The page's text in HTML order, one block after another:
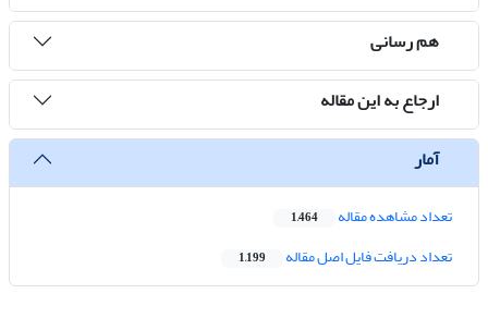
هم رسانی
ارجاع به این مقاله
آمار
تعداد مشاهده مقاله 1,464
تعداد دریافت فایل اصل مقاله 1,199